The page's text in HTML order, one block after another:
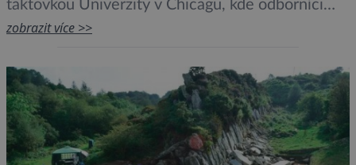
taktovkou Univerzity v Chicagu, kde odborníci
testovali 100 mladých mužů, zejména studentů
heterosexuální orientace bez dětí. Účastníci
výzkumu nejprve vyplnili dotazník, který zjišťoval
jejich současný zájem o děti. Dotazováni byli také
na svou […]
zobrazit více >>